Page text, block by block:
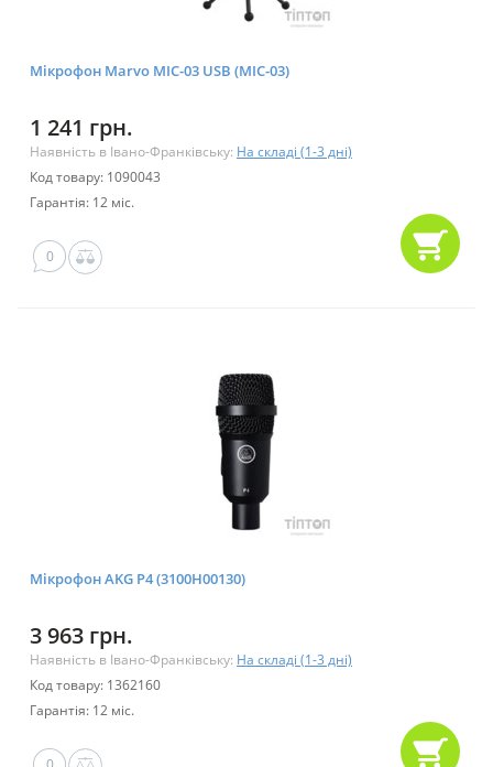
Мікрофон Marvo MIC-03 USB (MIC-03)
1 241 грн.
Наявність в Івано-Франківську: На складі (1-3 дні)
Код товару: 1090043
Гарантія: 12 міс.
0
Мікрофон AKG P4 (3100H00130)
3 963 грн.
Наявність в Івано-Франківську: На складі (1-3 дні)
Код товару: 1362160
Гарантія: 12 міс.